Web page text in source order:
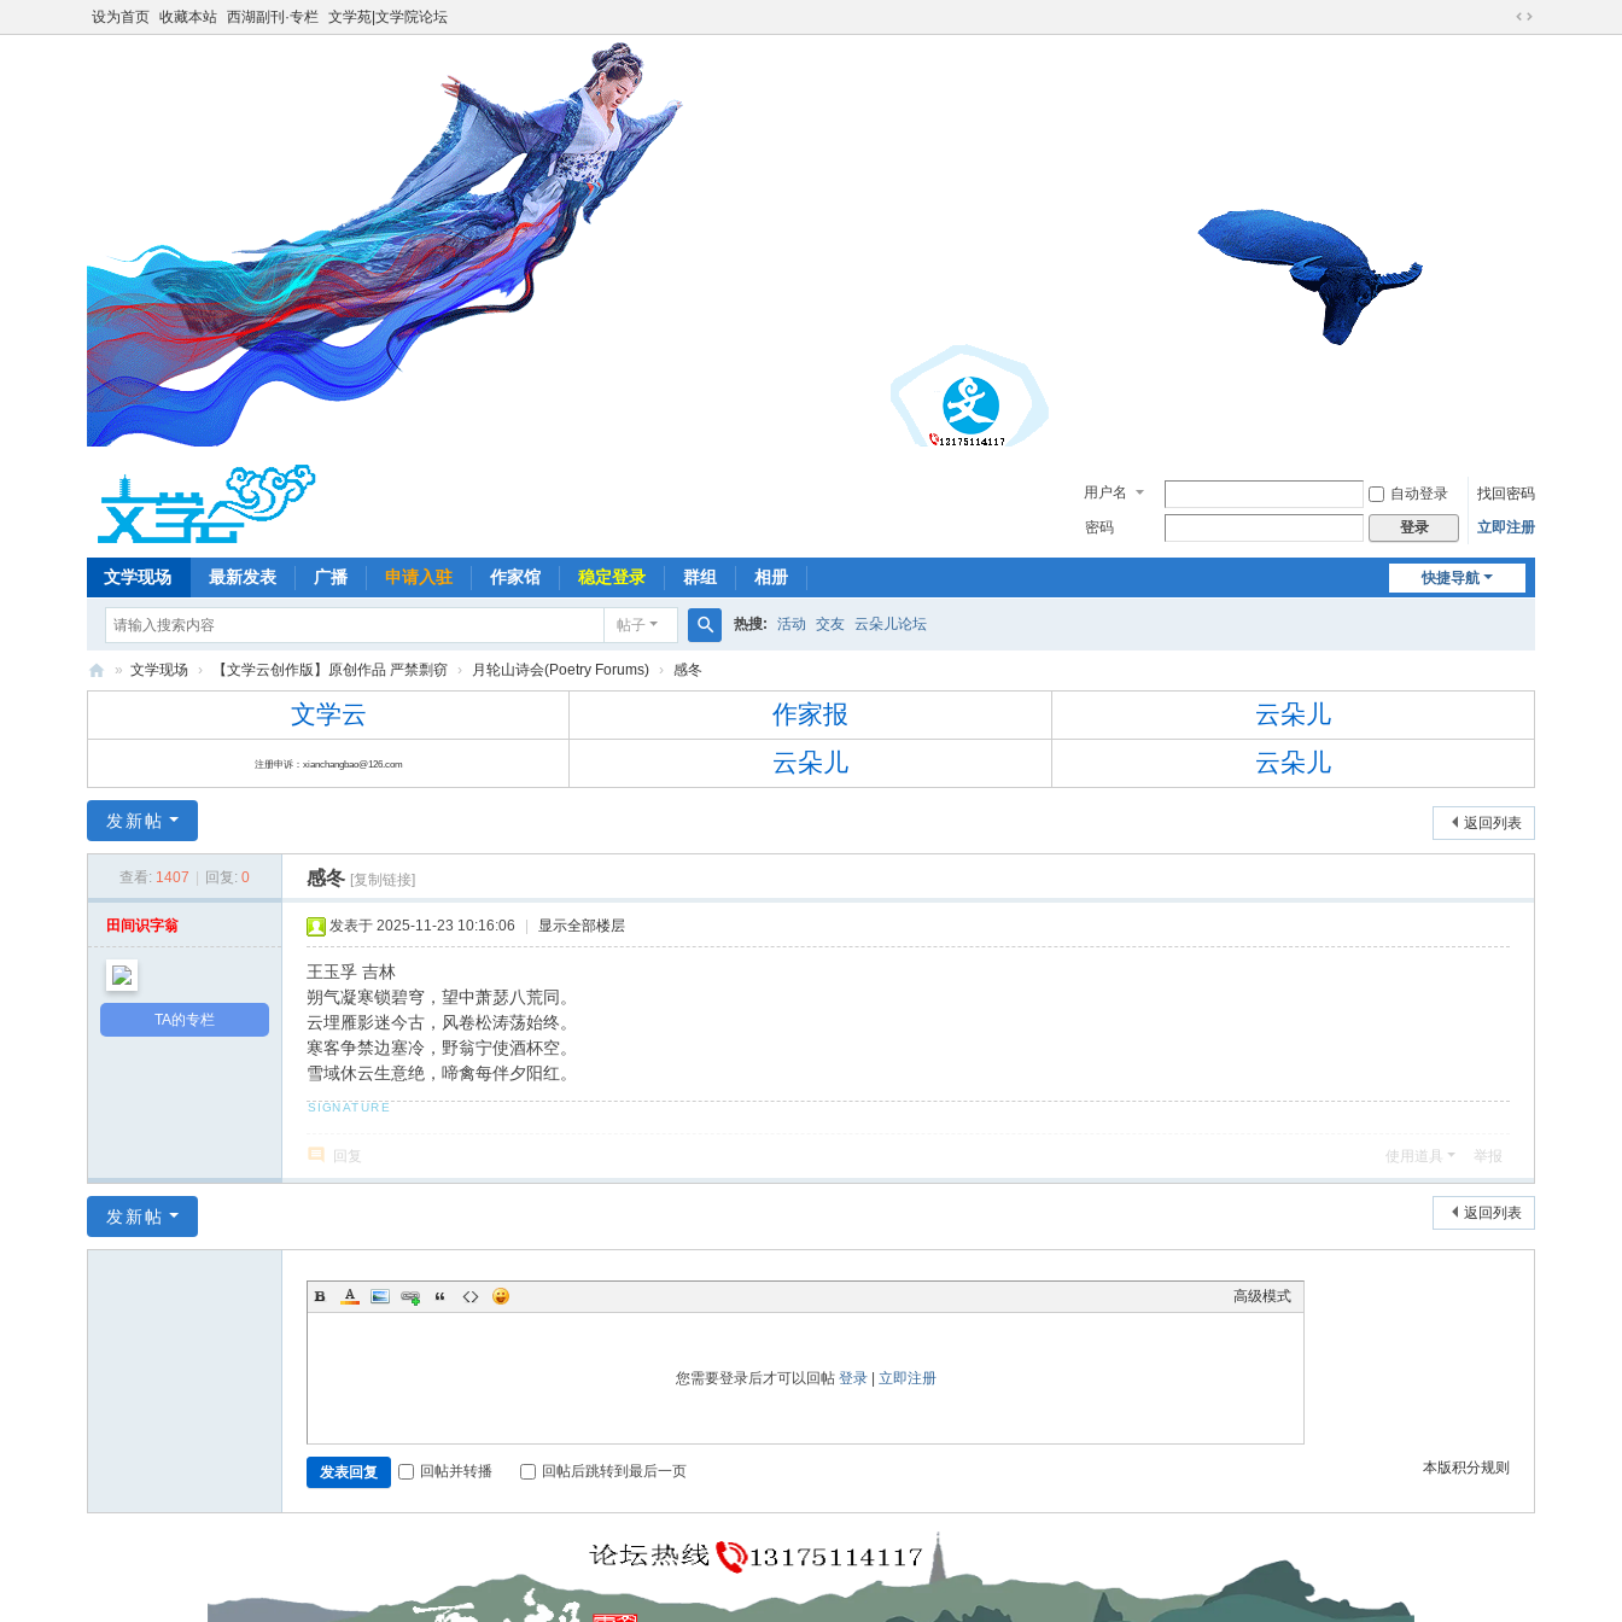
设为首页 收藏本站 西湖副刊·专栏 文学苑|文学院论坛
切
用户名 自动登录
找回密码
密码
登录 立即注册
快捷导航
文学现场 最新发表 广播 申请入驻 作家馆 稳定登录 群组 相册
帖子
索
热搜: 活动 交友 云朵儿论坛
学
云
|
» 文学现场 › 【文学云创作版】原创作品 严禁剽窃 › 月轮山诗会(Poetry Forums) › 感冬
文学云 作家报 云朵儿
注册申诉：xianchangbao@126.com 云朵儿 云朵儿
返回列表
发新帖
查看: 1407 回复: 0 感冬 [复制链接]
田间识字翁
TA的专栏
发表于 2025-11-23 10:16:06 显示全部楼层
王玉孚 吉林
朔气凝寒锁碧穹，望中萧瑟八荒同。
云埋雁影迷今古，风卷松涛荡始终。
寒客争禁边塞冷，野翁宁使酒杯空。
雪域休云生意绝，啼禽每伴夕阳红。
回复 使用道具 举报
返回列表
发新帖
高级模式
您需要登录后才可以回帖 登录| 立即注册
本版积分规则
发表回复 回帖并转播 回帖后跳转到最后一页